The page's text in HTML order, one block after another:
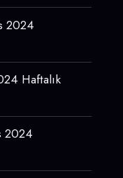
2024
Haftalık
2024